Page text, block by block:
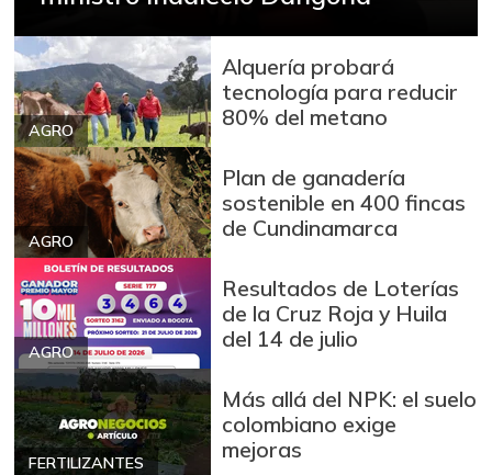
AGRO
Alquería probará
tecnología para reducir
80% del metano
AGRO
Plan de ganadería
sostenible en 400 fincas
de Cundinamarca
AGRO
Resultados de Loterías
de la Cruz Roja y Huila
del 14 de julio
FERTILIZANTES
Más allá del NPK: el suelo
colombiano exige
mejoras